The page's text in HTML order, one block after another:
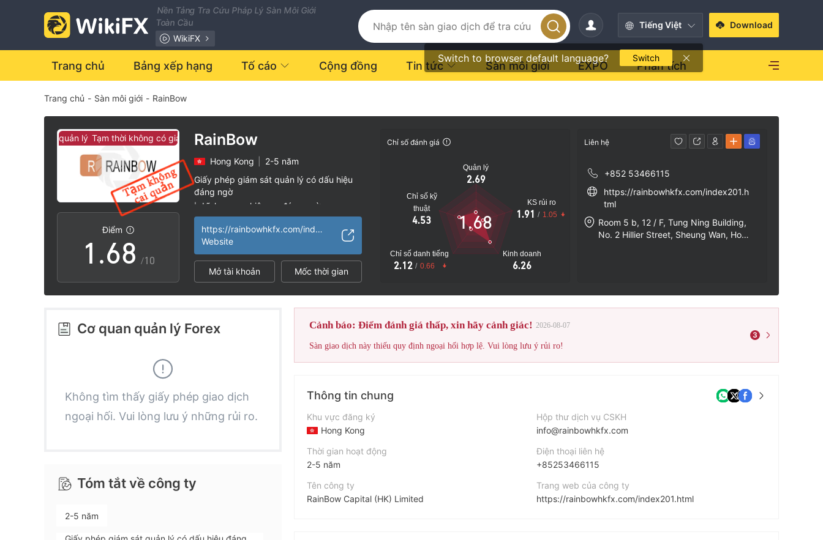
Nền Tảng Tra Cứu Pháp Lý Sàn Môi Giới
Toàn Cầu
WikiFX
Tiếng Việt
Switch to browser default language? Switch
Download
Trang chủ Bảng xếp hạng Tố cáo Cộng đồng Tin tức Sàn môi giới EXPO Phân tích
Trang chủ - Sàn môi giới - RainBow
giám sát quản lý Tạm thời không có giám sát quản lý
Điểm
0
1
2
3
5
6
.
0
1
2
3
4
5
6
7
8
2
3
4
5
6
7
8
9
/10
RainBow
Hong Kong
2-5 năm
Giấy phép giám sát quản lý có dấu hiệu
đáng ngờ
| Lĩnh vực nghiệp vụ đáng ngờ
|
https://rainbowhkfx.com/index201.html
Website
Mở tài khoản Mốc thời gian
Chỉ số đánh giá
Quản lý
2.69
Chỉ số kỹ
thuật
4.53
Chỉ số danh tiếng
2.12 / 0.66
Kinh doanh
6.26
KS rủi ro
1.91 / 1.05
1.68
Liên hệ
+852 53466115
https://rainbowhkfx.com/index201.h
tml
Room 5 b, 12 / F, Tung Ning Building,
No. 2 Hillier Street, Sheung Wan, Hon
Cơ quan quản lý Forex
Không tìm thấy giấy phép giao dịch
ngoại hối. Vui lòng lưu ý những rủi ro.
Tóm tắt về công ty
2-5 năm
Cảnh báo: Điểm đánh giá thấp, xin hãy cảnh giác! 2026-08-07
Sàn giao dịch này thiếu quy định ngoại hối hợp lệ. Vui lòng lưu ý rủi ro!
3
Thông tin chung
Khu vực đăng ký
Hong Kong
Thời gian hoạt động
2-5 năm
Tên công ty
RainBow Capital (HK) Limited
Hộp thư dịch vụ CSKH
info@rainbowhkfx.com
Điện thoại liên hệ
+85253466115
Trang web của công ty
https://rainbowhkfx.com/index201.html